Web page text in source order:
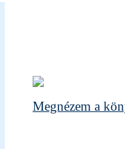
Megnézem a